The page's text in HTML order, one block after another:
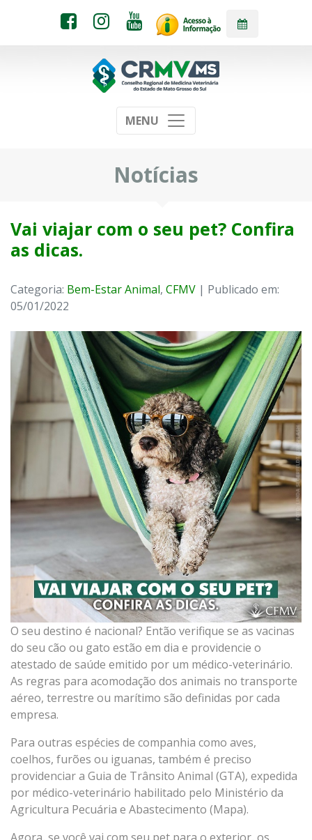
MENU
Notícias
Vai viajar com o seu pet? Confira
as dicas.
Categoria: Bem-Estar Animal, CFMV | Publicado em:
05/01/2022
O seu destino é nacional? Então verifique se as vacinas
do seu cão ou gato estão em dia e providencie o
atestado de saúde emitido por um médico-veterinário.
As regras para acomodação dos animais no transporte
aéreo, terrestre ou marítimo são definidas por cada
empresa.
Para outras espécies de companhia como aves,
coelhos, furões ou iguanas, também é preciso
providenciar a Guia de Trânsito Animal (GTA), expedida
por médico-veterinário habilitado pelo Ministério da
Agricultura Pecuária e Abastecimento (Mapa).